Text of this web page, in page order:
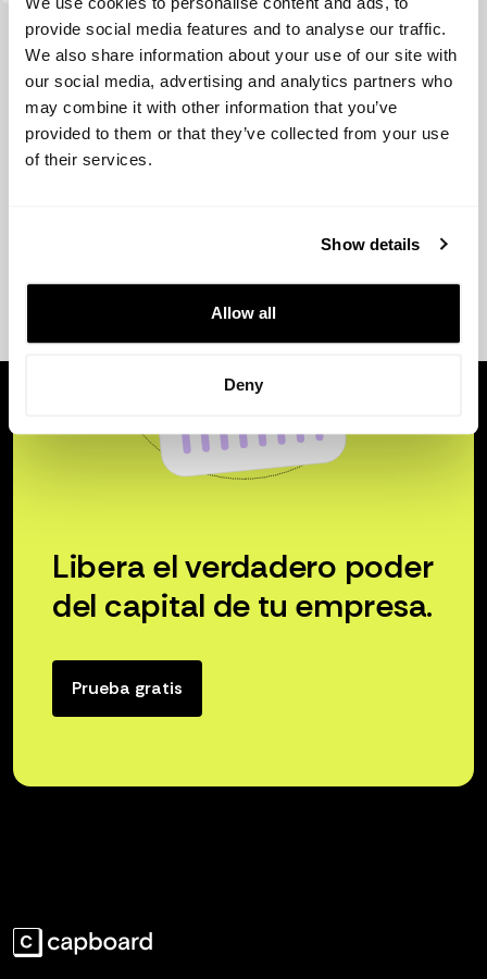
provide social media features and to analyse our traffic.
We also share information about your use of our site with
our social media, advertising and analytics partners who
may combine it with other information that you’ve
provided to them or that they’ve collected from your use
of their services.
Show details
Allow all
Deny
Ver más
Libera el verdadero poder
del capital de tu empresa.
Prueba gratis